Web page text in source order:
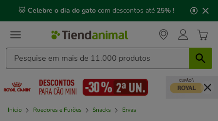
mensagem,
🐱 Celebre o dia do gato com descontos até 25% !
Início Roedores e Furões Snacks Ervas